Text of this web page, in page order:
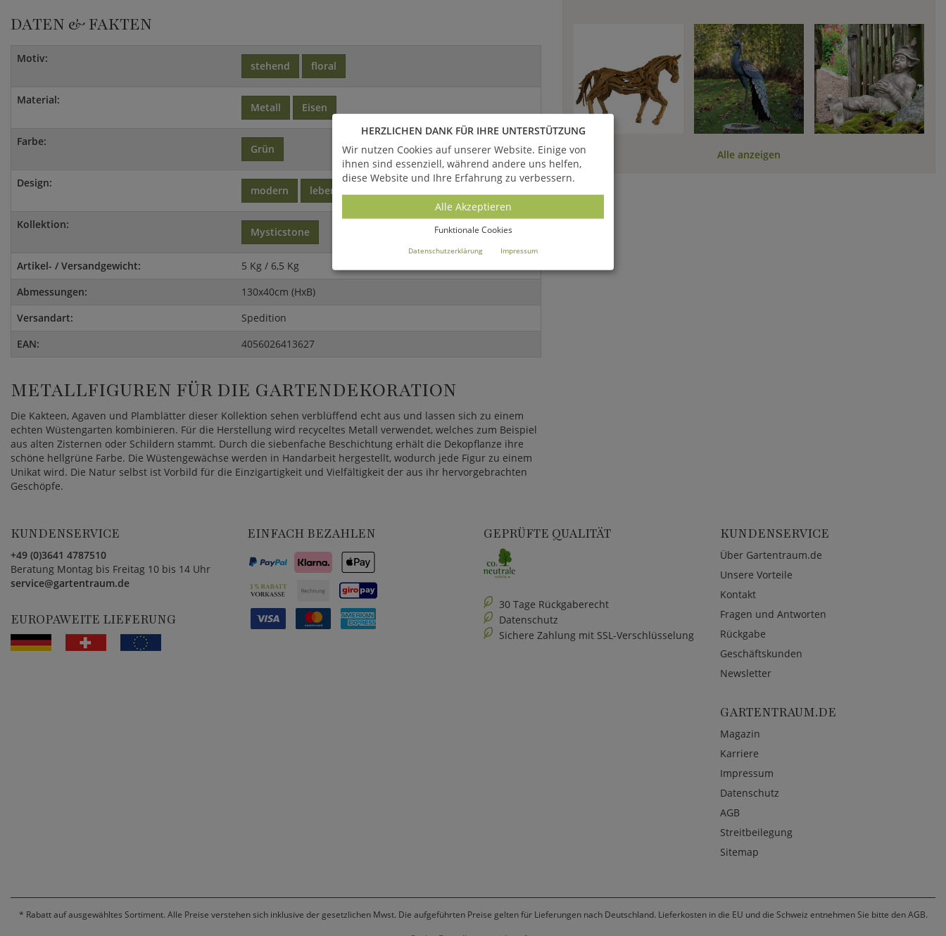
DATEN & FAKTEN
Motiv:
stehend floral
Material:
Metall Eisen
Farbe:
Grün
Design:
modern lebensgroß
Kollektion:
Mysticstone
Artikel- / Versandgewicht:
5 Kg / 6,5 Kg
Abmessungen:
130x40cm (HxB)
Versandart:
Spedition
EAN:
4056026413627
METALLFIGUREN FÜR DIE GARTENDEKORATION
Die Kakteen, Agaven und Plamblätter dieser Kollektion sehen verblüffend echt aus und lassen sich zu einem
echten Wüstengarten kombinieren. Für die Herstellung wird recyceltes Metall verwendet, welches zum Beispiel
aus alten Zisternen oder Schildern stammt. Durch die siebenfache Beschichtung erhält die Dekopflanze ihre
schöne hellgrüne Farbe. Die Wüstengewächse werden in Handarbeit hergestellt, wodurch jede Figur zu einem
Unikat wird. Die Natur selbst ist Vorbild für die Einzigartigkeit und Vielfältigkeit der aus ihr hervorgebrachten
Geschöpfe.
Alle anzeigen
KUNDENSERVICE
+49 (0)3641 4787510
Beratung Montag bis Freitag 10 bis 14 Uhr
service@gartentraum.de
EUROPAWEITE LIEFERUNG
EINFACH BEZAHLEN GEPRÜFTE QUALITÄT
30 Tage Rückgaberecht
Datenschutz
Sichere Zahlung mit SSL-Verschlüsselung
KUNDENSERVICE
Über Gartentraum.de
Unsere Vorteile
Kontakt
Fragen und Antworten
Rückgabe
Geschäftskunden
Newsletter
GARTENTRAUM.DE
Magazin
Karriere
Impressum
Datenschutz
AGB
Streitbeilegung
Sitemap
* Rabatt auf ausgewähltes Sortiment. Alle Preise verstehen sich inklusive der gesetzlichen Mwst. Die aufgeführten Preise gelten für Lieferungen nach Deutschland. Lieferkosten in die EU und die Schweiz entnehmen Sie bitte den AGB.
HERZLICHEN DANK FÜR IHRE UNTERSTÜTZUNG
Wir nutzen Cookies auf unserer Website. Einige von
ihnen sind essenziell, während andere uns helfen,
diese Website und Ihre Erfahrung zu verbessern.
Alle Akzeptieren
Funktionale Cookies
Datenschutzerklärung Impressum